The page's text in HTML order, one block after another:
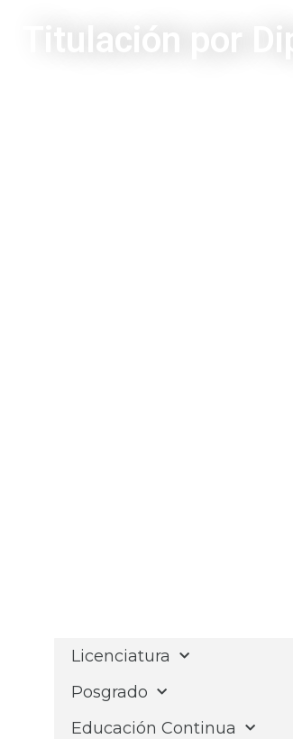
Titulación por
Licenciatura
Posgrado
Educación Continua